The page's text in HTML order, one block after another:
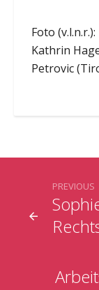
Foto
Kathrin
Petrovic
PREVIOUS